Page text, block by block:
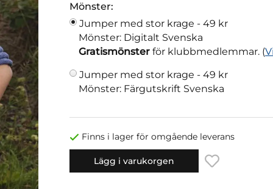
Mönster:
Jumper med stor krage - 49 kr
Mönster: Digitalt Svenska
Gratismönster för klubbmedlemmar. (
Jumper med stor krage - 49 kr
Mönster: Färgutskrift Svenska
Finns i lager för omgående leverans
Lägg i varukorgen